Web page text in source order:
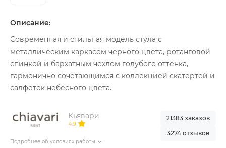
Описание:
Современная и стильная модель стула с
металлическим каркасом черного цвета, ротанговой
спинкой и бархатным чехлом голубого оттенка,
гармонично сочетающимся с коллекцией скатертей и
салфеток небесного цвета.
Кьявари
4.9
Подробнее об условиях работы
21383 заказов
3274 отзывов